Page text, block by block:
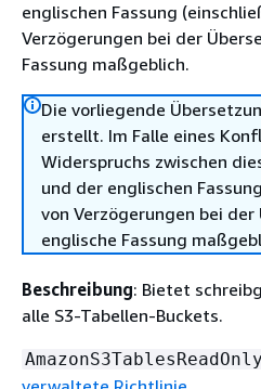
englischen Fassung
Verzögerungen bei der
Fassung maßgeblich.
Die vorliegende
erstellt. Im Falle eines
Widerspruchs zwischen
und der englischen
von Verzögerungen bei
englische Fassung
Beschreibung: Bietet
alle S3-Tabellen-Buckets.